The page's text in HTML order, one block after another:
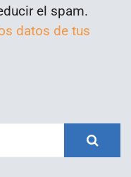
el spam.
datos de tus